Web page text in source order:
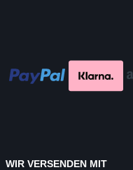
WIR VERSENDEN MIT